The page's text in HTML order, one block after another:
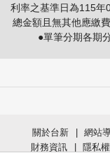
利率之基準日為115年
總金額且無其他應繳
●單筆分期各期
關於台新 網站
財務資訊
隱私